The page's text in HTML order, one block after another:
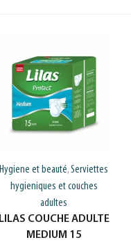
Hygiene et beauté,Serviettes
hygieniques et couches
adultes
LILAS COUCHE ADULTE
MEDIUM 15